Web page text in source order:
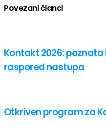
Povezani članci
Kontakt 2026:
raspored nastupa
Otkriven program za